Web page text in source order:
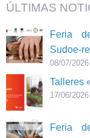
ÚLTIMAS
Feria
Sudoe-
08/07/2026
Talleres
17/06/2026
Feria